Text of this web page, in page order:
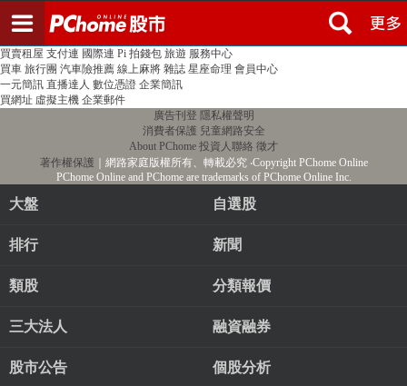
PChome首頁 線上購物 24h購物 書店
買賣租屋 支付連 國際連 Pi 拍錢包 旅遊 服務中心
買車 旅行團 汽車險推薦 線上麻將 雜誌 星座命理 會員中心
一元簡訊 直播達人 數位憑證 企業簡訊
買網址 虛擬主機 企業郵件
廣告刊登 隱私權聲明
消費者保護 兒童網路安全
About PChome 投資人聯絡 徵才
著作權保護 ｜網路家庭版權所有、轉載必究‧Copyright PChome Online
PChome Online and PChome are trademarks of PChome Online Inc.
大盤 自選股
排行 新聞
類股 分類報價
三大法人 融資融券
股市公告 個股分析